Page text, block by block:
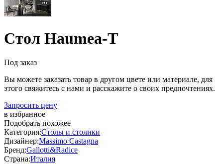
Стол Haumea-T
Под заказ
Вы можете заказать товар в другом цвете или материале, для
этого свяжитесь с нами и расскажите о своих предпочтениях.
Запросить цену
в избранное
Подобрать похожее
Категория:Столы и столики
Дизайнер:Massimo Castagna
Бренд:Gallotti&Radice
Страна:Италия